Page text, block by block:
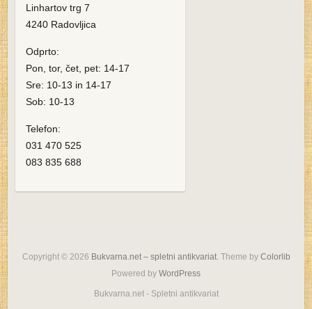
Linhartov trg 7
4240 Radovljica
Odprto:
Pon, tor, čet, pet: 14-17
Sre: 10-13 in 14-17
Sob: 10-13
Telefon:
031 470 525
083 835 688
Copyright © 2026 Bukvarna.net – spletni antikvariat. Theme by Colorlib
Powered by WordPress
Bukvarna.net - Spletni antikvariat